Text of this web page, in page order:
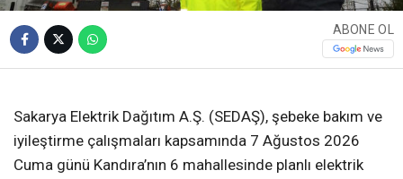
ABONE OL
Sakarya Elektrik Dağıtım A.Ş. (SEDAŞ), şebeke bakım ve
iyileştirme çalışmaları kapsamında 7 Ağustos 2026
Cuma günü Kandıra’nın 6 mahallesinde planlı elektrik